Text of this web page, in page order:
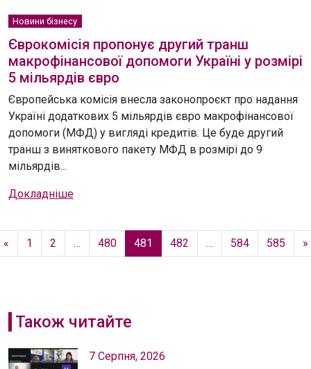
Новини бізнесу
Єврокомісія пропонує другий транш
макрофінансової допомоги Україні у розмірі
5 мільярдів євро
Європейська комісія внесла законопроєкт про надання
Україні додаткових 5 мільярдів євро макрофінансової
допомоги (МФД) у вигляді кредитів. Це буде другий
транш з виняткового пакету МФД в розмірі до 9
мільярдів...
Докладніше
« 1 2 … 480 481 482 … 584 585 »
Також читайте
7 Серпня, 2026